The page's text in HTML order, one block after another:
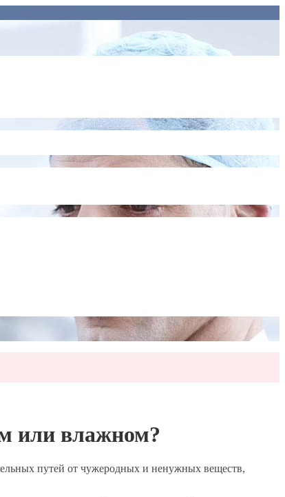
или влажном?
путей от чужеродных и ненужных веществ,